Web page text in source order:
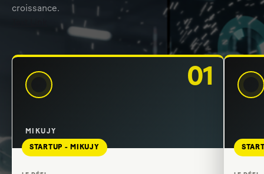
croissance.
STARTUP - MIKUJY
MIKUJY
02